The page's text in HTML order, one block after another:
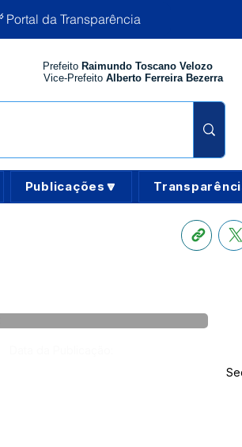
Portal da Transparência
Prefeito Raimundo Toscano Velozo
Vice-Prefeito Alberto Ferreira Bezerra
Publicações🔽